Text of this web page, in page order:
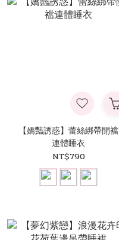
【嬌豔誘惑】蕾絲綁帶開襠
連體睡衣
NT$790